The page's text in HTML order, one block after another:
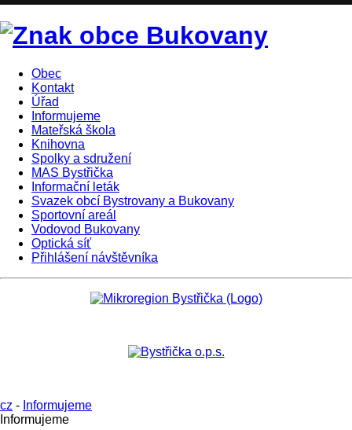
Obec
Kontakt
Úřad
Informujeme
Mateřská škola
Knihovna
Spolky a sdružení
MAS Bystřička
Informační leták
Svazek obcí Bystrovany a Bukovany
Sportovní areál
Vodovod Bukovany
Optická síť
Přihlášení návštěvníka
cz - Informujeme
Informujeme